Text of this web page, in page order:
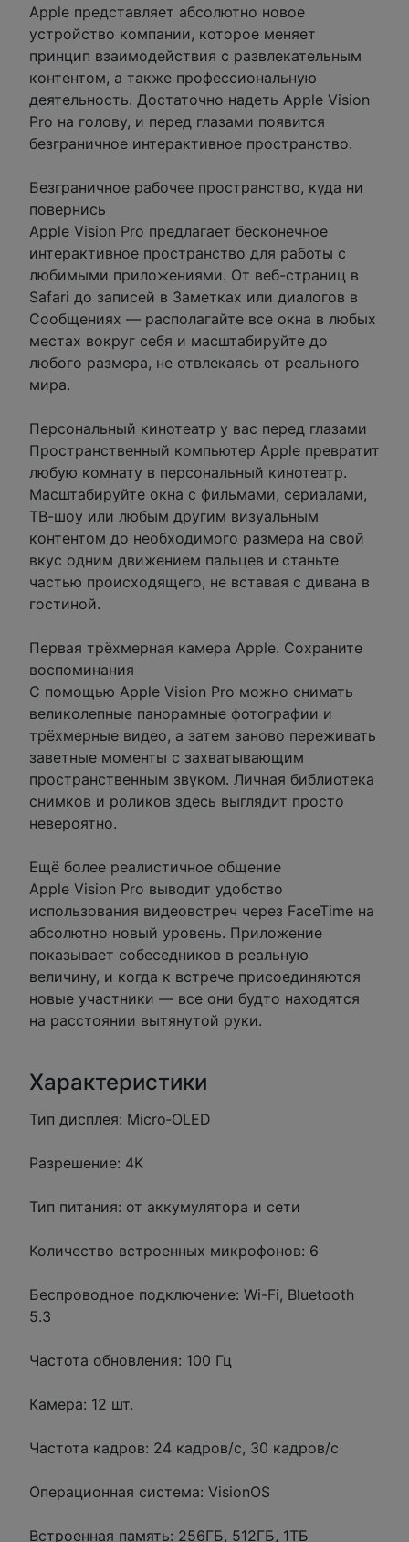
Apple представляет абсолютно новое
устройство компании, которое меняет
принцип взаимодействия с развлекательным
контентом, а также профессиональную
деятельность. Достаточно надеть Apple Vision
Pro на голову, и перед глазами появится
безграничное интерактивное пространство.
Безграничное рабочее пространство, куда ни
повернись
Apple Vision Pro предлагает бесконечное
интерактивное пространство для работы с
любимыми приложениями. От веб-страниц в
Safari до записей в Заметках или диалогов в
Сообщениях — располагайте все окна в любых
местах вокруг себя и масштабируйте до
любого размера, не отвлекаясь от реального
мира.
Персональный кинотеатр у вас перед глазами
Пространственный компьютер Apple превратит
любую комнату в персональный кинотеатр.
Масштабируйте окна с фильмами, сериалами,
ТВ-шоу или любым другим визуальным
контентом до необходимого размера на свой
вкус одним движением пальцев и станьте
частью происходящего, не вставая с дивана в
гостиной.
Первая трёхмерная камера Apple. Сохраните
воспоминания
С помощью Apple Vision Pro можно снимать
великолепные панорамные фотографии и
трёхмерные видео, а затем заново переживать
заветные моменты с захватывающим
пространственным звуком. Личная библиотека
снимков и роликов здесь выглядит просто
невероятно.
Ещё более реалистичное общение
Apple Vision Pro выводит удобство
использования видеовстреч через FaceTime на
абсолютно новый уровень. Приложение
показывает собеседников в реальную
величину, и когда к встрече присоединяются
новые участники — все они будто находятся
на расстоянии вытянутой руки.
Характеристики
Тип дисплея: Micro‑OLED
Разрешение: 4K
Тип питания: от аккумулятора и сети
Количество встроенных микрофонов: 6
Беспроводное подключение: Wi-Fi, Bluetooth
5.3
Частота обновления: 100 Гц
Камера: 12 шт.
Частота кадров: 24 кадров/с, 30 кадров/с
Операционная система: VisionOS
Встроенная память: 256ГБ, 512ГБ, 1ТБ